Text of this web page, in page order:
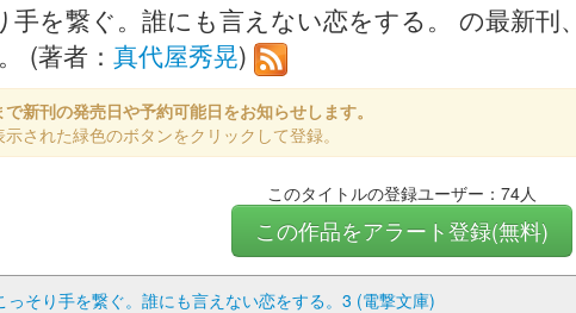
を繋ぐ。誰にも言えない恋をする。 の最新
(著者： 真代屋秀晃)
新刊の発売日や予約可能日をお知らせします。
された緑色のボタンをクリックして登録。
このタイトルの登録ユーザー：74人
この作品をアラート登録(無料)
っそり手を繋ぐ。誰にも言えない恋をする。3 (電撃文庫)